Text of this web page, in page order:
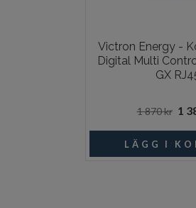
Victron Energy -
Digital Multi
GX
1 870 kr 1